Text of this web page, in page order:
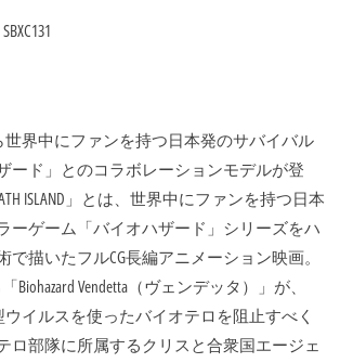
SBXC131
世界中にファンを持つ日本発のサバイバル
ード」とのコラボレーションモデルが登
ISLAND」とは、世界中にファンを持つ日本
ーゲーム「バイオハザード」シリーズをハ
で描いたフルCG長編アニメーション映画。
Vendetta（ヴェンデッタ）」が、
ウイルスを使ったバイオテロを阻止すべく
ロ部隊に所属するクリスと合衆国エージェ